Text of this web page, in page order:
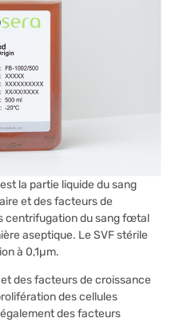
la partie liquide du sang
et des facteurs de
centrifugation du sang fœtal
aseptique. Le SVF stérile
à 0,1µm.
des facteurs de croissance
des cellules
des facteurs